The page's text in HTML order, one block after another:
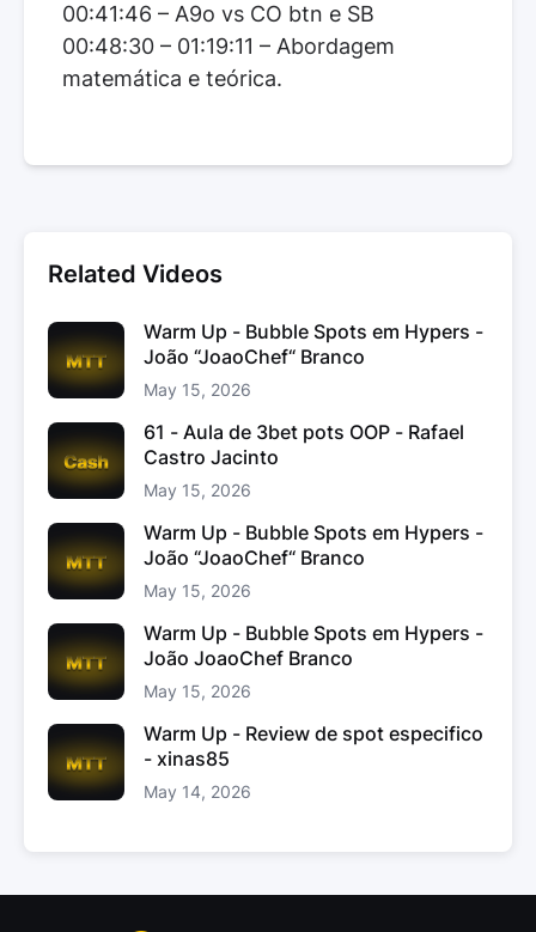
00:41:46 – A9o vs CO btn e SB
00:48:30 – 01:19:11 – Abordagem
matemática e teórica.
Related Videos
Warm Up - Bubble Spots em Hypers -
João “JoaoChef“ Branco
May 15, 2026
61 - Aula de 3bet pots OOP - Rafael
Castro Jacinto
May 15, 2026
Warm Up - Bubble Spots em Hypers -
João “JoaoChef“ Branco
May 15, 2026
Warm Up - Bubble Spots em Hypers -
João JoaoChef Branco
May 15, 2026
Warm Up - Review de spot especifico
- xinas85
May 14, 2026